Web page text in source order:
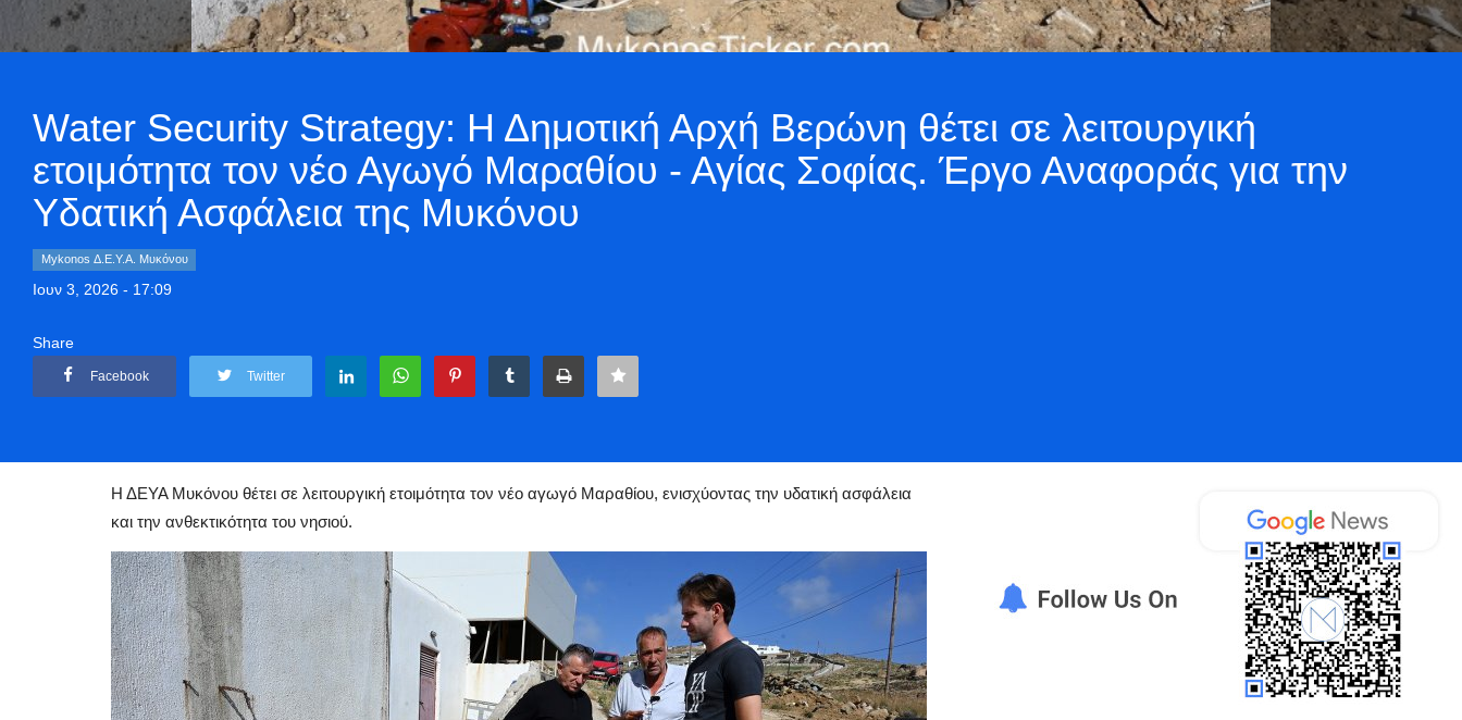
Water Security Strategy: Η Δημοτική Αρχή Βερώνη θέτει σε λειτουργική
ετοιμότητα τον νέο Αγωγό Μαραθίου - Αγίας Σοφίας. Έργο Αναφοράς για την
Υδατική Ασφάλεια της Μυκόνου
Mykonos Δ.Ε.Υ.Α. Μυκόνου
Ιουν 3, 2026 - 17:09
Share
Facebook Twitter
Η ΔΕΥΑ Μυκόνου θέτει σε λειτουργική ετοιμότητα τον νέο αγωγό Μαραθίου, ενισχύοντας την υδατική ασφάλεια
και την ανθεκτικότητα του νησιού.